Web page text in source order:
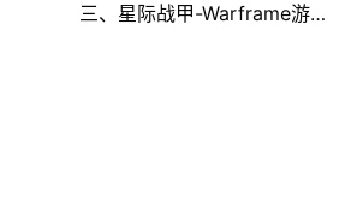
再参考以下步骤进行设置：
三、星际战甲-Warframe游